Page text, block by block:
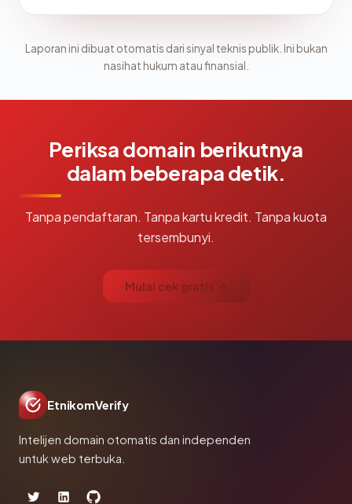
Laporan ini dibuat otomatis dari sinyal teknis publik. Ini bukan
nasihat hukum atau finansial.
Periksa domain berikutnya
dalam beberapa detik.
Tanpa pendaftaran. Tanpa kartu kredit. Tanpa kuota
tersembunyi.
Mulai cek gratis →
EtnikomVerify
Intelijen domain otomatis dan independen
untuk web terbuka.